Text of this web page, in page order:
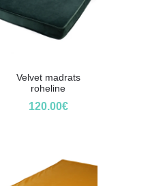
Velvet madrats
roheline
120.00€